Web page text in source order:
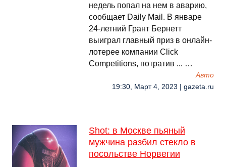
недель попал на нем в аварию,
сообщает Daily Mail. В январе
24-летний Грант Бернетт
выиграл главный приз в онлайн-
лотерее компании Click
Competitions, потратив ... …
Авто
19:30, Март 4, 2023 | gazeta.ru
Shot: в Москве пьяный
мужчина разбил стекло в
посольстве Норвегии